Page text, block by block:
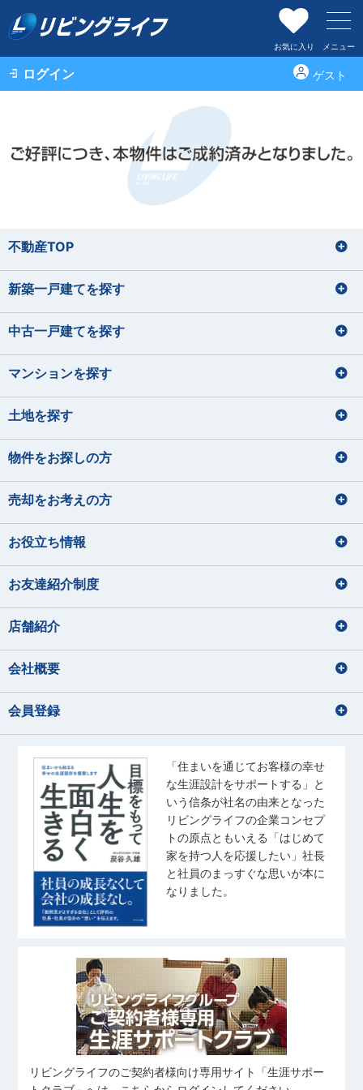
お気に入り メニュー
ログイン ゲスト
不動産TOP
新築一戸建てを探す
中古一戸建てを探す
マンションを探す
土地を探す
物件をお探しの方
売却をお考えの方
お役立ち情報
お友達紹介制度
店舗紹介
会社概要
会員登録
「住まいを通じてお客様の幸せ
な生涯設計をサポートする」と
いう信条が社名の由来となった
リビングライフの企業コンセプ
トの原点ともいえる「はじめて
家を持つ人を応援したい」社長
と社員のまっすぐな思いが本に
なりました。
リビングライフのご契約者様向け専用サイト「生涯サポー